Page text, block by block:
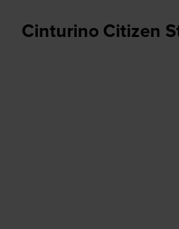
Cinturino Citizen